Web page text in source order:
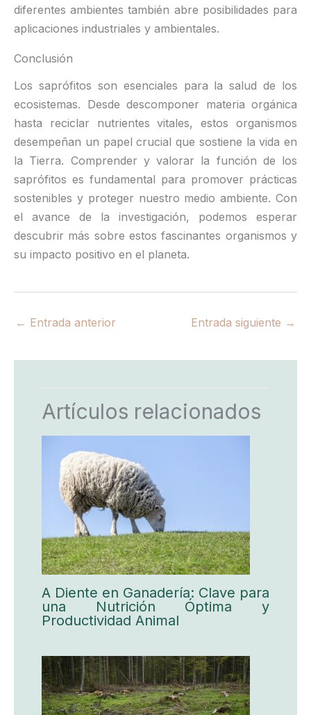
diferentes ambientes también abre posibilidades para
aplicaciones industriales y ambientales.
Conclusión
Los saprófitos son esenciales para la salud de los
ecosistemas. Desde descomponer materia orgánica
hasta reciclar nutrientes vitales, estos organismos
desempeñan un papel crucial que sostiene la vida en
la Tierra. Comprender y valorar la función de los
saprófitos es fundamental para promover prácticas
sostenibles y proteger nuestro medio ambiente. Con
el avance de la investigación, podemos esperar
descubrir más sobre estos fascinantes organismos y
su impacto positivo en el planeta.
← Entrada anterior Entrada siguiente →
Artículos relacionados
A Diente en Ganadería: Clave para
una Nutrición Óptima y
Productividad Animal